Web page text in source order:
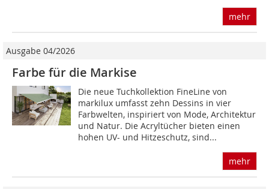
mehr
Ausgabe 04/2026
Farbe für die Markise
Die neue Tuchkollektion FineLine von
markilux umfasst zehn Dessins in vier
Farbwelten, inspiriert von Mode, Architektur
und Natur. Die Acryltücher bieten einen
hohen UV- und Hitzeschutz, sind...
mehr